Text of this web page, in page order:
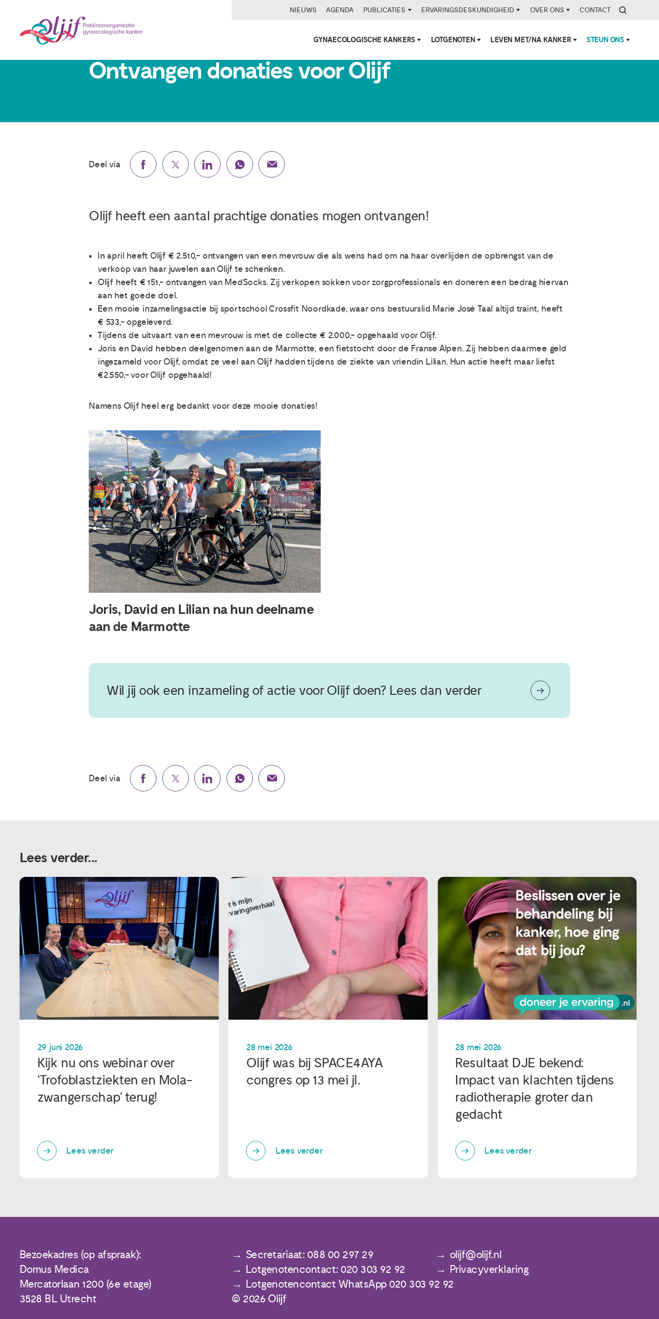
NIEUWS AGENDA PUBLICATIES ERVARINGSDESKUNDIGHEID OVER ONS CONTACT
GYNAECOLOGISCHE KANKERS LOTGENOTEN LEVEN MET/NA KANKER STEUN ONS
Ontvangen donaties voor Olijf
Deel via
Olijf heeft een aantal prachtige donaties mogen ontvangen!
In april heeft Olijf € 2.510,- ontvangen van een mevrouw die als wens had om na haar overlijden de opbrengst van de
verkoop van haar juwelen aan Olijf te schenken.
Olijf heeft € 151,- ontvangen van MedSocks. Zij verkopen sokken voor zorgprofessionals en doneren een bedrag hiervan
aan het goede doel.
Een mooie inzamelingsactie bij sportschool Crossfit Noordkade, waar ons bestuurslid Marie José Taal altijd traint, heeft
€ 533,- opgeleverd.
Tijdens de uitvaart van een mevrouw is met de collecte € 2.000,- opgehaald voor Olijf.
Joris en David hebben deelgenomen aan de Marmotte, een fietstocht door de Franse Alpen. Zij hebben daarmee geld
ingezameld voor Olijf, omdat ze veel aan Olijf hadden tijdens de ziekte van vriendin Lilian. Hun actie heeft maar liefst
€2.550,- voor Olijf opgehaald!
Namens Olijf heel erg bedankt voor deze mooie donaties!
Joris, David en Lilian na hun deelname
aan de Marmotte
Wil jij ook een inzameling of actie voor Olijf doen? Lees dan verder
Deel via
Lees verder...
29 juni 2026
Kijk nu ons webinar over
‘Trofoblastziekten en Mola-
zwangerschap’ terug!
Lees verder
28 mei 2026
Olijf was bij SPACE4AYA
congres op 13 mei jl.
Lees verder
28 mei 2026
Resultaat DJE bekend:
Impact van klachten tijdens
radiotherapie groter dan
gedacht
Lees verder
Bezoekadres (op afspraak):
Domus Medica
Mercatorlaan 1200 (6e etage)
3528 BL Utrecht
Secretariaat: 088 00 297 29
olijf@olijf.nl
Lotgenotencontact: 020 303 92 92
Privacyverklaring
Lotgenotencontact WhatsApp 020 303 92 92
© 2026 Olijf